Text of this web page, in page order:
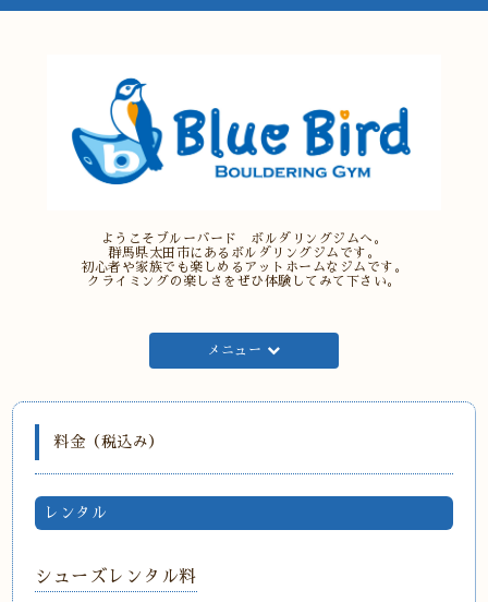
ようこそブルーバード ボルダリングジムへ。
群馬県太田市にあるボルダリングジムです。
初心者や家族でも楽しめるアットホームなジムです。
クライミングの楽しさをぜひ体験してみて下さい。
メニュー
料金（税込み）
レンタル
シューズレンタル料